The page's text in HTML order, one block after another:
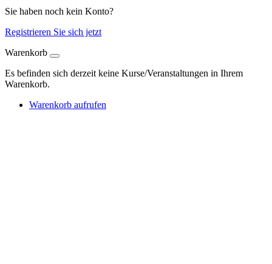
Sie haben noch kein Konto?
Registrieren Sie sich jetzt
Warenkorb
Es befinden sich derzeit keine Kurse/Veranstaltungen in Ihrem
Warenkorb.
Warenkorb aufrufen